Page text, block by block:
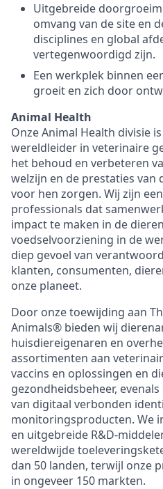
Uitgebreide
omvang van de site en
disciplines en global
vertegenwoordigd zijn.
Een werkplek binnen
groeit en zich door
Animal Health
Onze Animal Health divisie
wereldleider in veterinaire
het behoud en verbeteren
welzijn en de prestaties van
voor hen zorgen. Wij zijn
professionals dat
impact te maken in de
voedselvoorziening in de
diep gevoel van
klanten, consumenten,
onze planeet.
Door onze toewijding aan
Animals® bieden wij
huisdiereigenaren en
assortimenten aan
vaccins en oplossingen en
gezondheidsbeheer,
van digitaal verbonden
monitoringsproducten. We
en uitgebreide R&D-
wereldwijde
dan 50 landen, terwijl onze
in ongeveer 150 markten.